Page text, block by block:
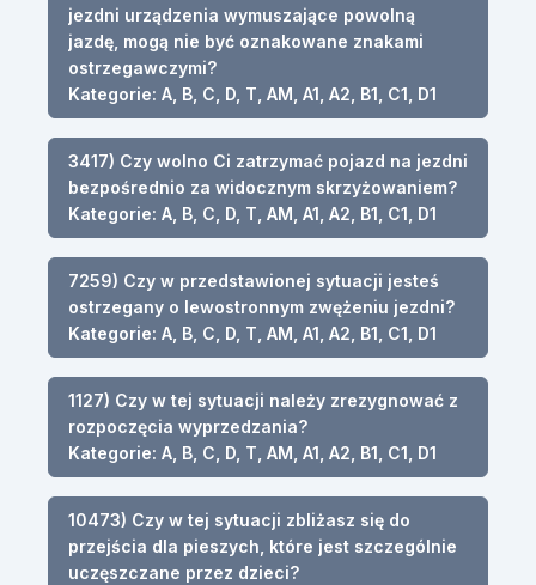
jezdni urządzenia wymuszające powolną
jazdę, mogą nie być oznakowane znakami
ostrzegawczymi?
Kategorie: A, B, C, D, T, AM, A1, A2, B1, C1, D1
3417) Czy wolno Ci zatrzymać pojazd na jezdni
bezpośrednio za widocznym skrzyżowaniem?
Kategorie: A, B, C, D, T, AM, A1, A2, B1, C1, D1
7259) Czy w przedstawionej sytuacji jesteś
ostrzegany o lewostronnym zwężeniu jezdni?
Kategorie: A, B, C, D, T, AM, A1, A2, B1, C1, D1
1127) Czy w tej sytuacji należy zrezygnować z
rozpoczęcia wyprzedzania?
Kategorie: A, B, C, D, T, AM, A1, A2, B1, C1, D1
10473) Czy w tej sytuacji zbliżasz się do
przejścia dla pieszych, które jest szczególnie
uczęszczane przez dzieci?